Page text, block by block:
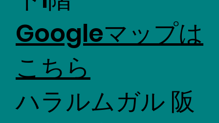
​Googleマップは
こちら
ハラルムガル 阪